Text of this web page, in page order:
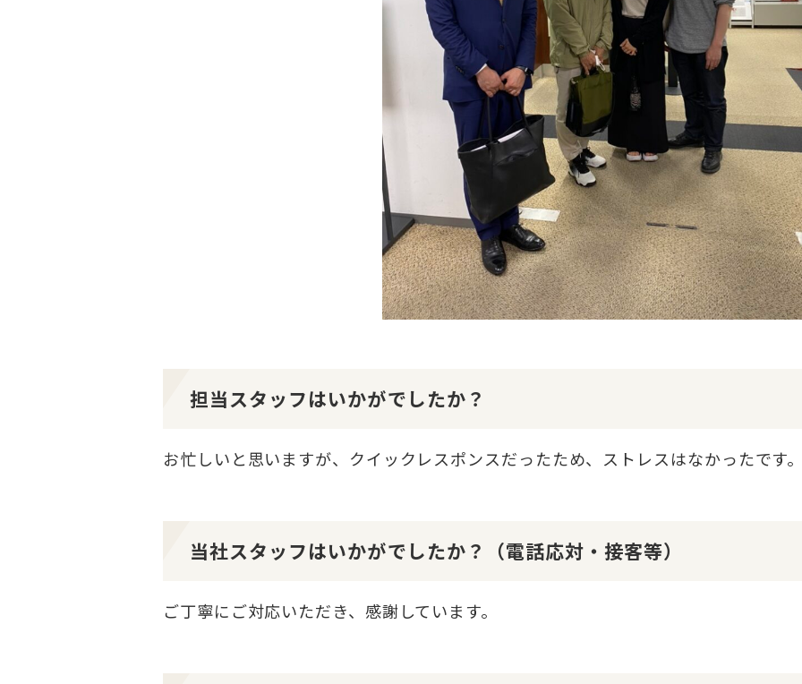
担当スタッフはいかがでしたか？
お忙しいと思いますが、クイックレスポンスだったため、ストレスはなかったです
当社スタッフはいかがでしたか？（電話応対・接客等）
ご丁寧にご対応いただき、感謝しています。